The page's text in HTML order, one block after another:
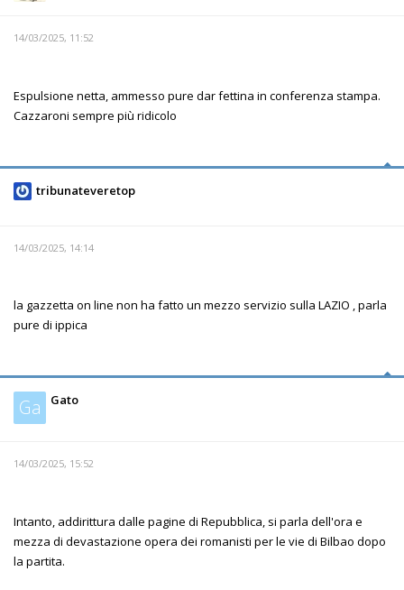
14/03/2025, 11:52
Espulsione netta, ammesso pure dar fettina in conferenza stampa.
Cazzaroni sempre più ridicolo
tribunateveretop
14/03/2025, 14:14
la gazzetta on line non ha fatto un mezzo servizio sulla LAZIO , parla
pure di ippica
Ga Gato
14/03/2025, 15:52
Intanto, addirittura dalle pagine di Repubblica, si parla dell'ora e
mezza di devastazione opera dei romanisti per le vie di Bilbao dopo
la partita.